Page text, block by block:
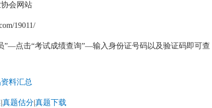
会网站
19011/
”—点击“考试成绩查询”—输入身份证号码以及验证码即可查
料汇总
|真题估分|真题下载